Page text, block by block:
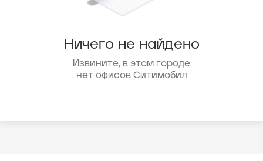
Ничего не найдено
Извините, в этом городе
нет офисов Ситимобил